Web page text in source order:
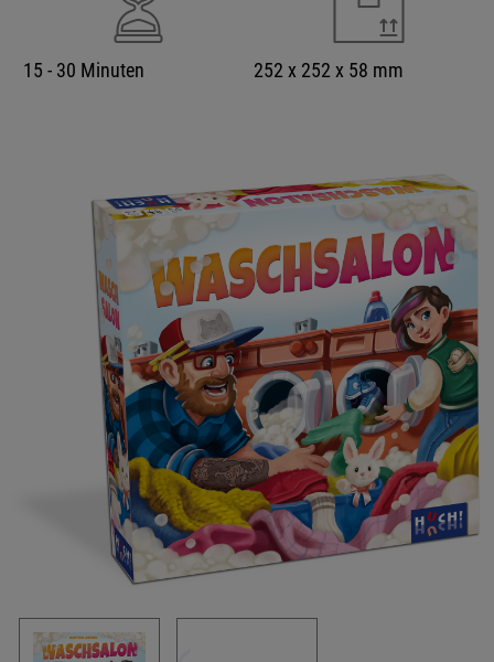
15 - 30 Minuten 252 x 252 x 58 mm